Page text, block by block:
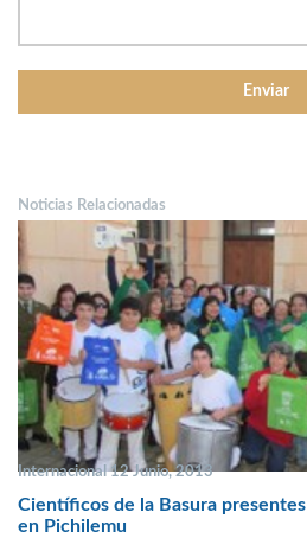
Noticias Relacionadas
Internacional 12 Junio, 2013
Científicos de la Basura
en Pichilemu